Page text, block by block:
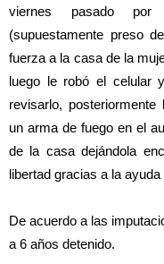
viernes pasado por
(supuestamente preso
fuerza a la casa de la
luego le robó el celular
revisarlo,
un arma de fuego en el
de la casa dejándola
libertad gracias a la
De acuerdo a las
a 6 años detenido.